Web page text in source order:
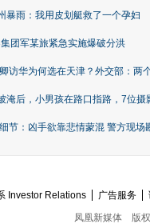
暴雨：我用皮划艇救了一个孕妇
团军某旅紧急实施爆破分洪
访华为何选在天津？外交部：两
淹后，小男孩在路口指路，7位摄
节：凶手欲靠悲情蒙混 警方现场
Investor Relations 广告服务
凤凰新媒体
版